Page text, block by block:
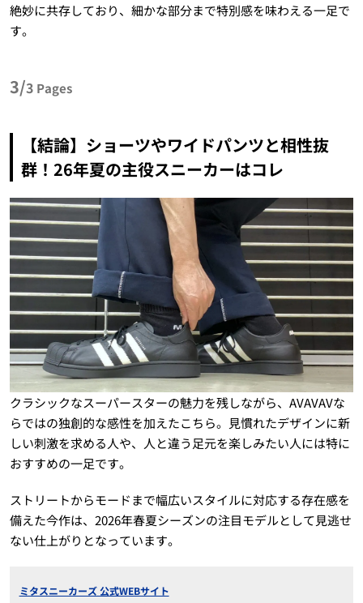
絶妙に共存しており、細かな部分まで特別感を味わえる一足で
す。
3/3 Pages
【結論】ショーツやワイドパンツと相性抜
群！26年夏の主役スニーカーはコレ
クラシックなスーパースターの魅力を残しながら、AVAVAVな
らではの独創的な感性を加えたこちら。見慣れたデザインに新
しい刺激を求める人や、人と違う足元を楽しみたい人には特に
おすすめの一足です。
ストリートからモードまで幅広いスタイルに対応する存在感を
備えた今作は、2026年春夏シーズンの注目モデルとして見逃せ
ない仕上がりとなっています。
ミタスニーカーズ 公式WEBサイト